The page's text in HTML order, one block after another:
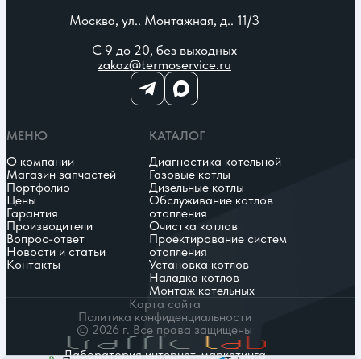
Москва, ул.. Монтажная, д.. 11/3
С 9 до 20, без выходных
zakaz@termoservice.ru
МЕНЮ
О компании
Магазин запчастей
Портфолио
Цены
Гарантия
Производители
Вопрос-ответ
Новости и статьи
Контакты
КАТАЛОГ
Диагностика котельной
Газовые котлы
Дизельные котлы
Обслуживание котлов
отопления
Очистка котлов
Проектирование систем
отопления
Установка котлов
Наладка котлов
Монтаж котельных
Карта сайта
Политика конфиденциальности
© 2026 г. Все права защищены
Лаборатория интернет-маркетинга